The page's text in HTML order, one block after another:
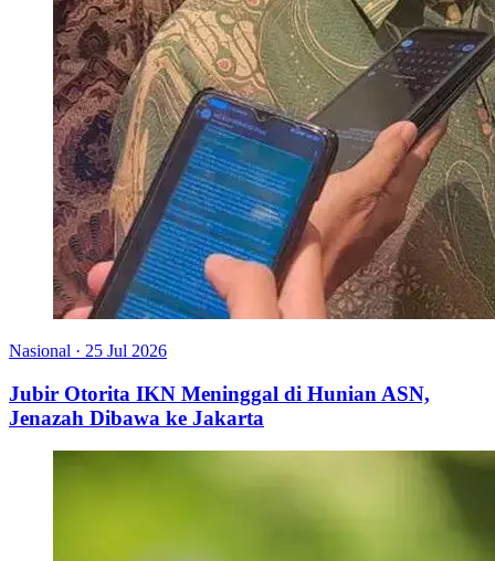
Nasional · 25 Jul 2026
Jubir Otorita IKN Meninggal di Hunian ASN,
Jenazah Dibawa ke Jakarta